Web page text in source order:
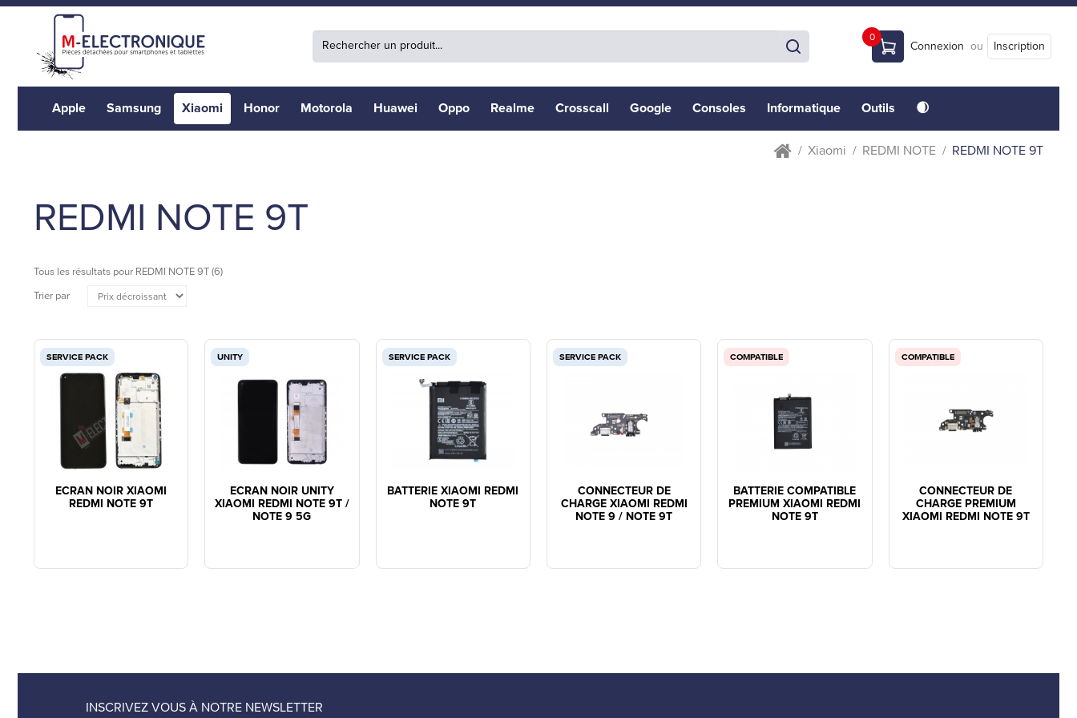
0
Connexion ou Inscription
Apple Samsung Xiaomi Honor Motorola Huawei Oppo Realme Crosscall Google Consoles Informatique Outils 🌒
Xiaomi REDMI NOTE REDMI NOTE 9T
REDMI NOTE 9T
Tous les résultats pour REDMI NOTE 9T(6)
Trier par
SERVICE PACK
ECRAN NOIR XIAOMI
REDMI NOTE 9T
UNITY
ECRAN NOIR UNITY
XIAOMI REDMI NOTE 9T /
NOTE 9 5G
SERVICE PACK
BATTERIE XIAOMI REDMI
NOTE 9T
SERVICE PACK
CONNECTEUR DE
CHARGE XIAOMI REDMI
NOTE 9 / NOTE 9T
COMPATIBLE
BATTERIE COMPATIBLE
PREMIUM XIAOMI REDMI
NOTE 9T
COMPATIBLE
CONNECTEUR DE
CHARGE PREMIUM
XIAOMI REDMI NOTE 9T
INSCRIVEZ VOUS À NOTRE NEWSLETTER